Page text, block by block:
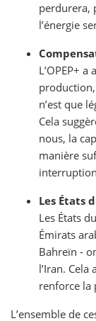
perdurera,
l’énergie
L’OPEP+
n’est que
Cela
nous, la
manière
Les États
Les États
Émirats
Bahreïn -
l’Iran.
renforce la
L’ensemble de